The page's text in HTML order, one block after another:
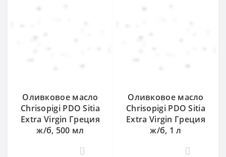
Оливковое масло
Chrisopigi PDO Sitia
Extra Virgin Греция
ж/б, 500 мл
Оливковое масло
Chrisopigi PDO Sitia
Extra Virgin Греция
ж/б, 1 л